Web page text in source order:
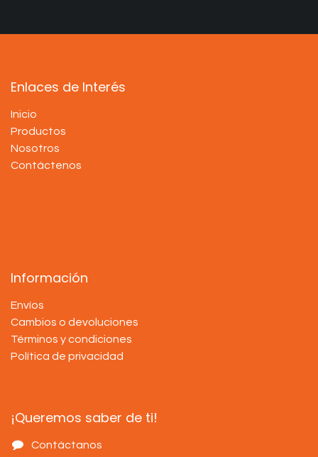
Enlaces de Interés
Inicio
Productos
Nosotros
Contáctenos
Información
Envíos
Cambios o devoluciones
Términos y condiciones
Política de privacidad
¡Queremos saber de ti!
Contáctanos